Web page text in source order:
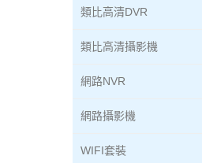
類比高清DVR
類比高清攝影機
網路NVR
網路攝影機
WIFI套裝